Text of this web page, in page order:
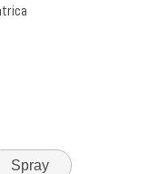
Spray